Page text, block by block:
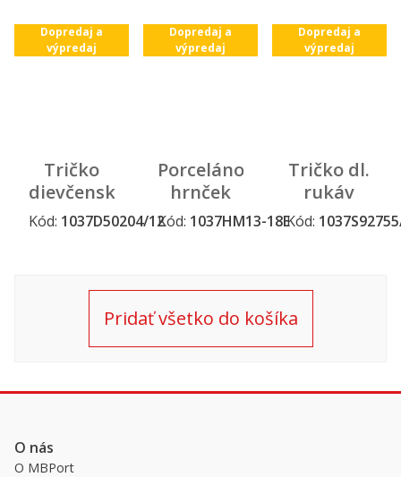
vel.10 #
10
Tričko
dievčenské
bez
Dopredaj a
Kód: 1037D50204/12
Dopredaj a
výpredaj
Porcelánový
hrnček
´´Hannah
Dopredaj a
Kód: 1037HM13-18E
Dopredaj a
výpredaj
Tričko dl.
rukáv
´´Čierny
Dopredaj a
Kód:
Dopredaj a
výpredaj
Pridať všetko do košíka
O nás
O MBPort